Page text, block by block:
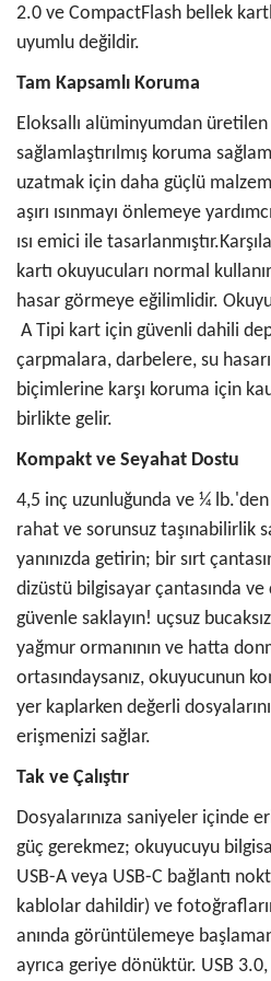
2.0 ve CompactFlash bellek
uyumlu değildir.
Tam Kapsamlı Koruma
Eloksallı alüminyumdan
sağlamlaştırılmış koruma
uzatmak için daha güçlü
aşırı ısınmayı önlemeye
ısı emici ile
kartı okuyucuları normal
hasar görmeye eğilimlidir.
A Tipi kart için güvenli dahili
çarpmalara, darbelere, su
biçimlerine karşı koruma için
birlikte gelir.
Kompakt ve Seyahat Dostu
4,5 inç uzunluğunda ve ¼
rahat ve sorunsuz taşınabilirlik
yanınızda getirin; bir sırt
dizüstü bilgisayar çantasında ve
güvenle saklayın! uçsuz
yağmur ormanının ve hatta
ortasındaysanız, okuyucunun
yer kaplarken değerli
erişmenizi sağlar.
Tak ve Çalıştır
Dosyalarınıza saniyeler içinde
güç gerekmez; okuyucuyu
USB-A veya USB-C bağlantı
kablolar dahildir) ve
anında görüntülemeye
ayrıca geriye dönüktür. USB